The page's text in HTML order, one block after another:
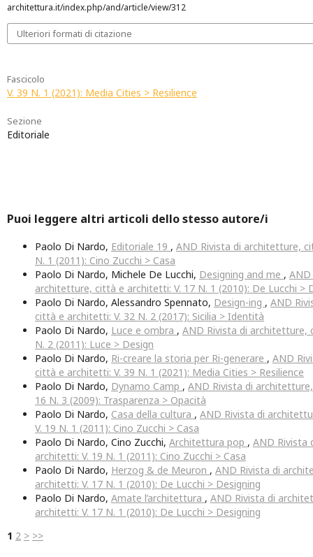
architettura.it/index.php/and/article/view/312
Ulteriori formati di citazione
Fascicolo
V. 39 N. 1 (2021): Media Cities > Resilience
Sezione
Editoriale
Puoi leggere altri articoli dello stesso autore/i
Paolo Di Nardo, Editoriale 19 , AND Rivista di architetture,
N. 1 (2011): Cino Zucchi > Casa
Paolo Di Nardo, Michele De Lucchi, Designing and me ,
architetture, città e architetti: V. 17 N. 1 (2010): De Lucchi >
Paolo Di Nardo, Alessandro Spennato, Design-ing , AND
città e architetti: V. 32 N. 2 (2017): Sicilia > Identità
Paolo Di Nardo, Luce e ombra , AND Rivista di architetture,
N. 2 (2011): Luce > Design
Paolo Di Nardo, Ri-creare la storia per Ri-generare , AND
città e architetti: V. 39 N. 1 (2021): Media Cities > Resilience
Paolo Di Nardo, Dynamo Camp , AND Rivista di
16 N. 3 (2009): Trasparenza > Opacità
Paolo Di Nardo, Casa della cultura , AND Rivista di
V. 19 N. 1 (2011): Cino Zucchi > Casa
Paolo Di Nardo, Cino Zucchi, Architettura pop , AND Rivista
architetti: V. 19 N. 1 (2011): Cino Zucchi > Casa
Paolo Di Nardo, Herzog & de Meuron , AND Rivista di
architetti: V. 17 N. 1 (2010): De Lucchi > Designing
Paolo Di Nardo, Amate l’architettura , AND Rivista di
architetti: V. 17 N. 1 (2010): De Lucchi > Designing
1 2 > >>